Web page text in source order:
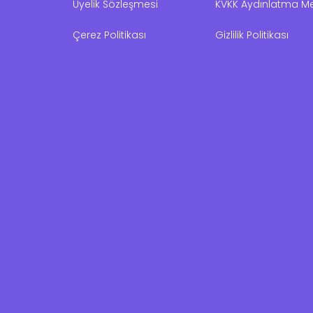
Üyelik Sözleşmesi KVKK Aydınlatma
Çerez Politikası Gizlilik Politikası